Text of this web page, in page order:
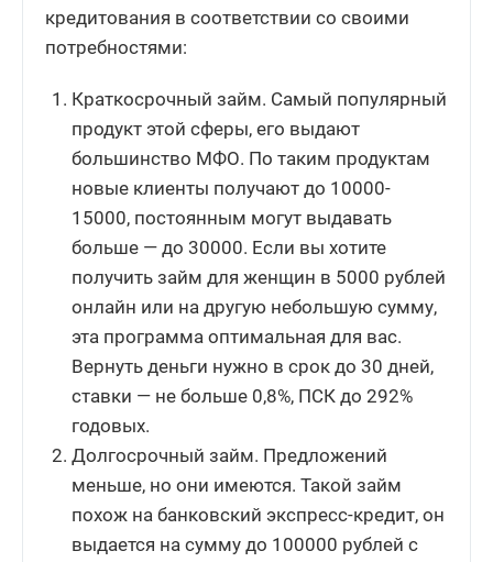
кредитования в соответствии со своими
потребностями:
Краткосрочный займ. Самый популярный
продукт этой сферы, его выдают
большинство МФО. По таким продуктам
новые клиенты получают до 10000-
15000, постоянным могут выдавать
больше — до 30000. Если вы хотите
получить займ для женщин в 5000 рублей
онлайн или на другую небольшую сумму,
эта программа оптимальная для вас.
Вернуть деньги нужно в срок до 30 дней,
ставки — не больше 0,8%, ПСК до 292%
годовых.
Долгосрочный займ. Предложений
меньше, но они имеются. Такой займ
похож на банковский экспресс-кредит, он
выдается на сумму до 100000 рублей с